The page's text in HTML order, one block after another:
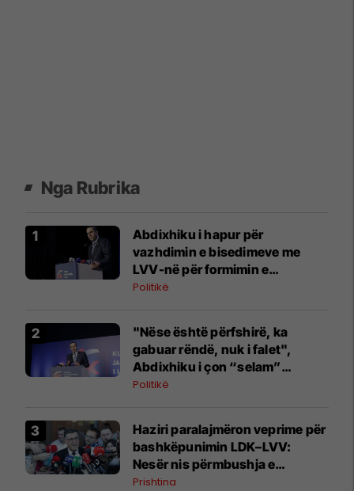
Nga Rubrika
Abdixhiku i hapur për
vazhdimin e bisedimeve me
LVV-në për formimin e
institucioneve
Politikë
"Nëse është përfshirë, ka
gabuar rëndë, nuk i falet",
Abdixhiku i çon “selam”
Përparim Ramës
Politikë
Haziri paralajmëron veprime për
bashkëpunimin LDK–LVV:
Nesër nis përmbushja e
kërkesës së dytë
Prishtina